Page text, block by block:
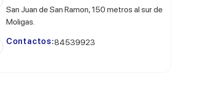
San Juan de San Ramon, 150 metros al sur de
Moligas.
Contactos:84539923